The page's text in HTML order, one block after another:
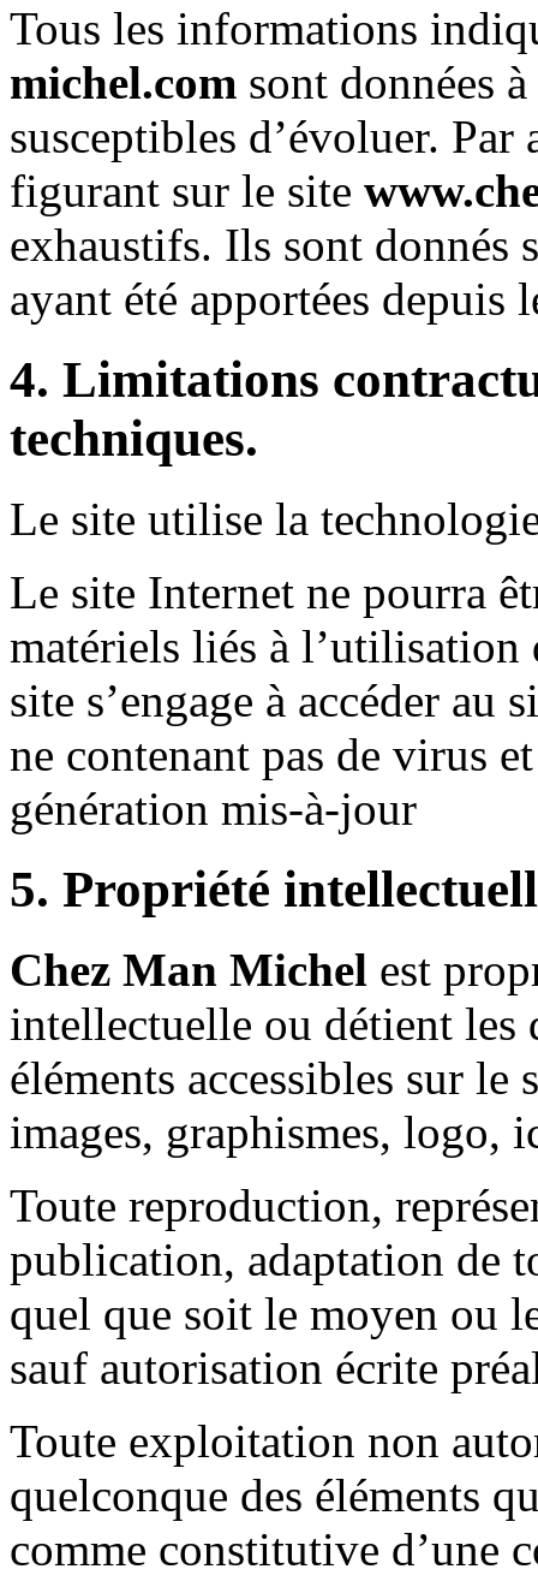
Tous les informations
michel.com sont données
susceptibles d’évoluer.
figurant sur le site
exhaustifs. Ils sont donnés
ayant été apportées depuis
4. Limitations
techniques.
Le site utilise la
Le site Internet ne pourra
matériels liés à
site s’engage à accéder
ne contenant pas de virus
génération mis-à-jour
5. Propriété
Chez Man Michel est
intellectuelle ou détient les
éléments accessibles sur le
images, graphismes, logo,
Toute reproduction,
publication, adaptation de
quel que soit le moyen ou
sauf autorisation écrite
Toute exploitation non
quelconque des éléments
comme constitutive d’une